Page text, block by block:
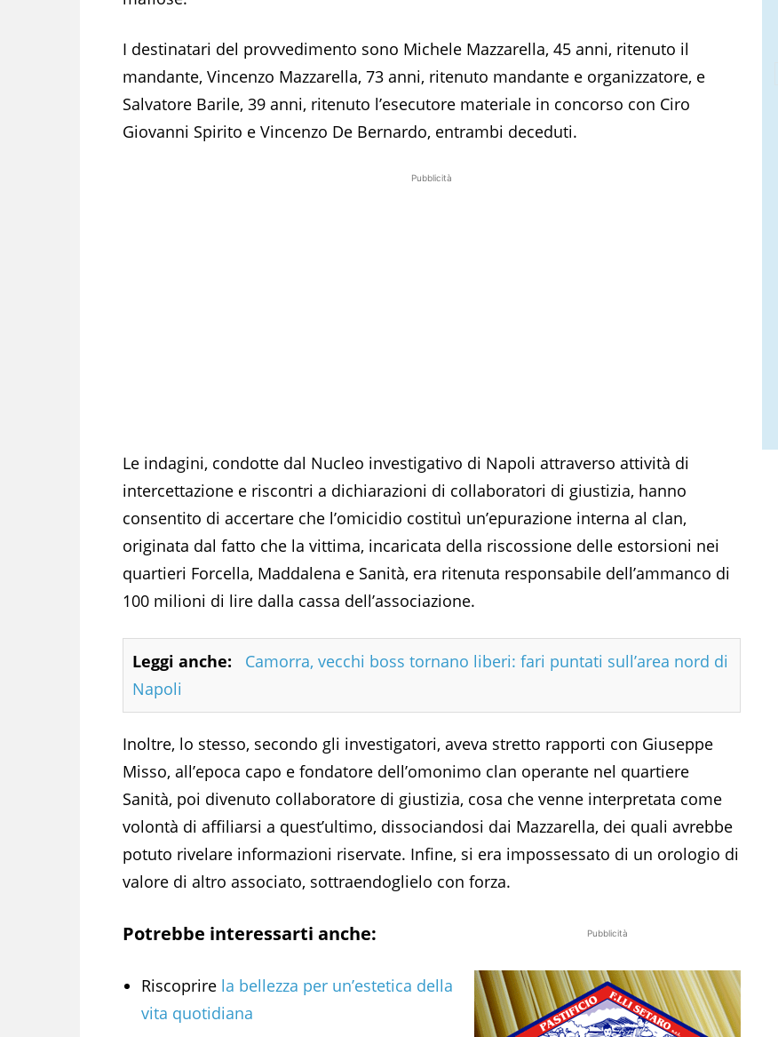
I destinatari del provvedimento sono Michele Mazzarella, 45 anni, ritenuto il
mandante, Vincenzo Mazzarella, 73 anni, ritenuto mandante e organizzatore, e
Salvatore Barile, 39 anni, ritenuto l’esecutore materiale in concorso con Ciro
Giovanni Spirito e Vincenzo De Bernardo, entrambi deceduti.
Pubblicità
Le indagini, condotte dal Nucleo investigativo di Napoli attraverso attività di
intercettazione e riscontri a dichiarazioni di collaboratori di giustizia, hanno
consentito di accertare che l’omicidio costituì un’epurazione interna al clan,
originata dal fatto che la vittima, incaricata della riscossione delle estorsioni nei
quartieri Forcella, Maddalena e Sanità, era ritenuta responsabile dell’ammanco di
100 milioni di lire dalla cassa dell’associazione.
Leggi anche:
Camorra, vecchi boss tornano liberi: fari puntati sull’area nord di
Napoli
Inoltre, lo stesso, secondo gli investigatori, aveva stretto rapporti con Giuseppe
Misso, all’epoca capo e fondatore dell’omonimo clan operante nel quartiere
Sanità, poi divenuto collaboratore di giustizia, cosa che venne interpretata come
volontà di affiliarsi a quest’ultimo, dissociandosi dai Mazzarella, dei quali avrebbe
potuto rivelare informazioni riservate. Infine, si era impossessato di un orologio di
valore di altro associato, sottraendoglielo con forza.
Pubblicità
Potrebbe interessarti anche:
Riscoprire la bellezza per un’estetica della
vita quotidiana